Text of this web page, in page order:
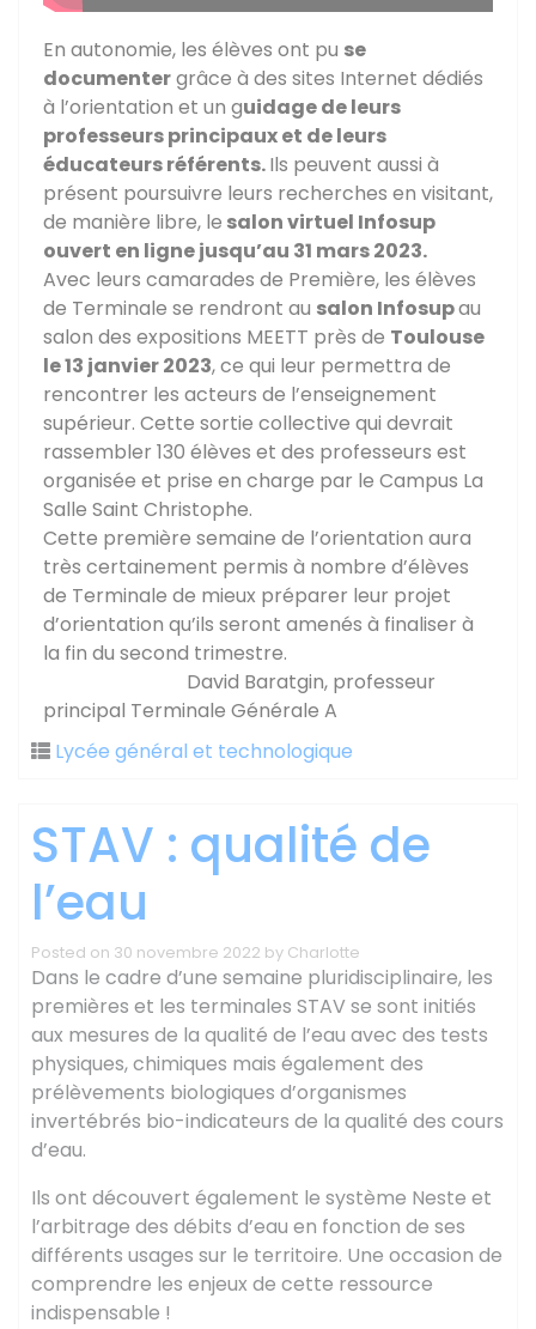
En autonomie, les élèves ont pu se
documentergrâce à des sites Internet dédiés
à l’orientation et un guidage de leurs
professeurs principaux et de leurs
éducateurs référents.Ils peuvent aussi à
présent poursuivre leurs recherches en visitant,
de manière libre, le salon virtuel Infosup
ouvert en ligne jusqu’au 31 mars 2023.
Avec leurs camarades de Première, les élèves
de Terminale se rendront au salon Infosupau
salon des expositions MEETT près de Toulouse
le 13 janvier 2023, ce qui leur permettra de
rencontrer les acteurs de l’enseignement
supérieur. Cette sortie collective qui devrait
rassembler 130 élèves et des professeurs est
organisée et prise en charge par le Campus La
Salle Saint Christophe.
Cette première semaine de l’orientation aura
très certainement permis à nombre d’élèves
de Terminale de mieux préparer leur projet
d’orientation qu’ils seront amenés à finaliser à
la fin du second trimestre.
David Baratgin, professeur
principal Terminale Générale A
Lycée général et technologique
STAV : qualité de
l’eau
Posted on 30 novembre 2022 by Charlotte
Dans le cadre d’une semaine pluridisciplinaire, les
premières et les terminales STAV se sont initiés
aux mesures de la qualité de l’eau avec des tests
physiques, chimiques mais également des
prélèvements biologiques d’organismes
invertébrés bio-indicateurs de la qualité des cours
d’eau.
Ils ont découvert également le système Neste et
l’arbitrage des débits d’eau en fonction de ses
différents usages sur le territoire. Une occasion de
comprendre les enjeux de cette ressource
indispensable !